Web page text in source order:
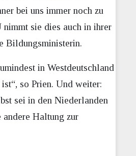
bei uns immer noch zu
sie dies auch in ihrer
Bildungsministerin.
in Westdeutschland
so Prien. Und weiter:
sei in den Niederlanden
andere Haltung zur